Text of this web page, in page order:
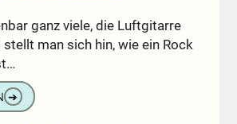
ganz viele, die Luftgitarre
stellt man sich hin, wie ein Rock
➔